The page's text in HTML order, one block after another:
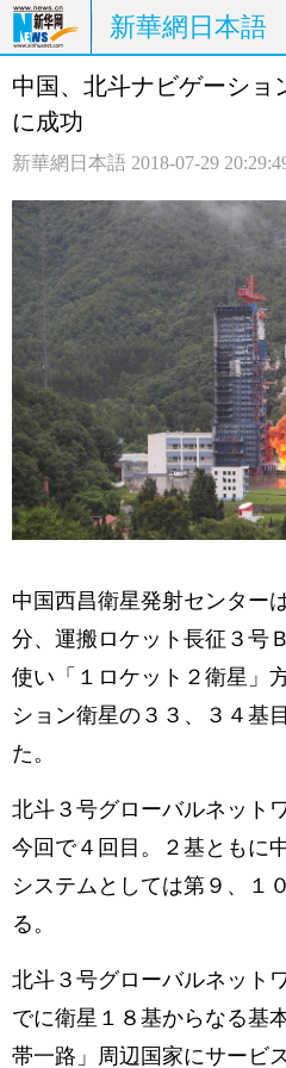
新華網日本語
ホームページ 政治
観光 評論
中日対訳
中国、北斗ナビゲーショ
に成功
新華網日本語 2018-07-29
中国西昌衛星発射センター
分、運搬ロケット長征３号
使い「１ロケット２衛星」
ション衛星の３３、３４基
た。
北斗３号グローバルネット
今回で４回目。２基ともに
システムとしては第９、１
る。
北斗３号グローバルネット
でに衛星１８基からなる基
帯一路」周辺国家にサービ